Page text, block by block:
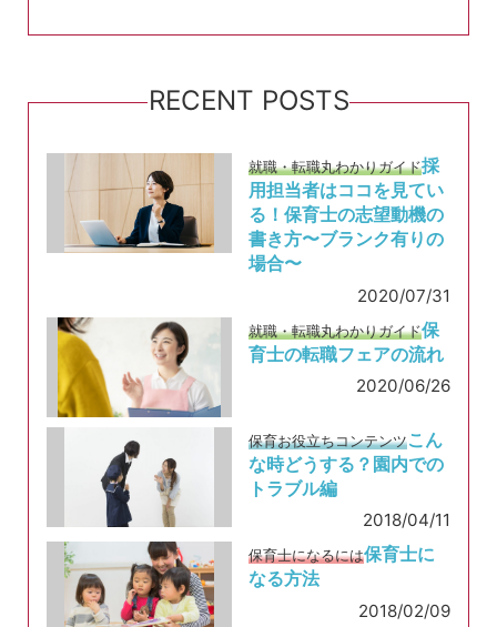
RECENT POSTS
就職・転職丸わかりガイド採
用担当者はココを見てい
る！保育士の志望動機の
書き方〜ブランク有りの
場合〜
2020/07/31
就職・転職丸わかりガイド保
育士の転職フェアの流れ
2020/06/26
保育お役立ちコンテンツこん
な時どうする？園内での
トラブル編
2018/04/11
保育士になるには保育士に
なる方法
2018/02/09